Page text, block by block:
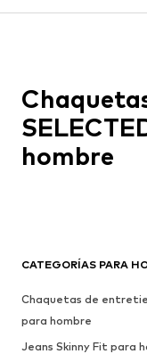
CATEGORÍAS PARA
Chaquetas de
para hombre
Jeans Skinny Fit para
hombre